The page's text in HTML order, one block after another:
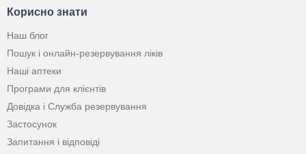
Корисно знати
Наш блог
Пошук і онлайн-резервування ліків
Наші аптеки
Програми для клієнтів
Довідка і Служба резервування
Застосунок
Запитання і відповіді